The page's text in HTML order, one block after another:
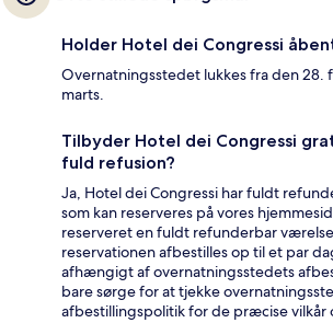
Holder Hotel dei Congressi
Overnatningsstedet lukkes fra den 28.
marts.
Tilbyder Hotel dei Congressi
fuld refusion?
Ja, Hotel dei Congressi har fuldt
som kan reserveres på vores
reserveret en fuldt refunderbar
reservationen afbestilles op til et par
afhængigt af overnatningsstedets
bare sørge for at tjekke
afbestillingspolitik for de præcise vilkår